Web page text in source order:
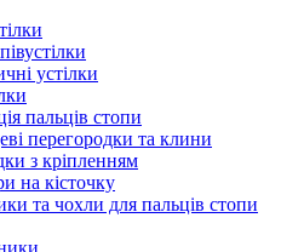
устілки
пальців стопи
перегородки та клини
з кріпленням
на кісточку
та чохли для пальців стопи